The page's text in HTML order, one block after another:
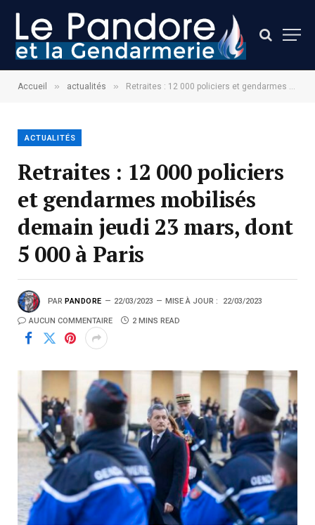
Accueil » actualités » Retraites : 12 000 policiers et gendarmes mobilisés demain jeudi 23 mars, dont 5 000 à Paris
ACTUALITÉS
Retraites : 12 000 policiers
et gendarmes mobilisés
demain jeudi 23 mars, dont
5 000 à Paris
PAR PANDORE 22/03/2023 MISE À JOUR : 22/03/2023
AUCUN COMMENTAIRE 2 MINS READ